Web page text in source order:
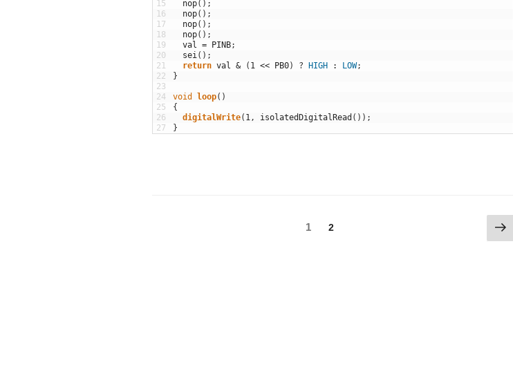
15
16
17
18
19
20
21
22
23
24
25
26
27
nop( ) ;
nop( ) ;
nop( ) ;
nop( ) ;
val = PINB;
sei( ) ;
return val & ( 1 << PB0) ? HIGH : LOW;
}
void loop( )
{
digitalWrite( 1, isolatedDigitalRead ( ) ) ;
}
固
1
固
2
次
の